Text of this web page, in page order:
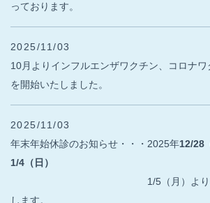
っております。
2025/11/03
10月よりインフルエンザワクチン、コロナ
を開始いたしました。
2025/11/03
年末年始休診のお知らせ・・・2025年12/28
1/4（日）
1/5（月）より通常通
します。